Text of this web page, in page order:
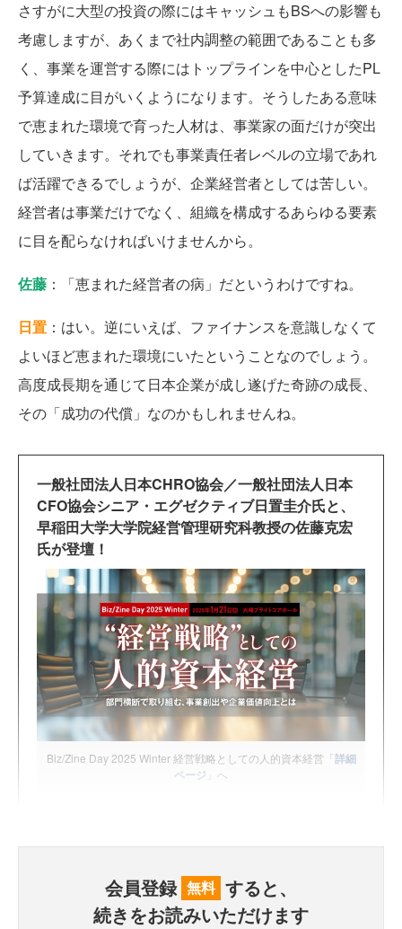
さすがに大型の投資の際にはキャッシュもBSへの影響も
考慮しますが、あくまで社内調整の範囲であることも多
く、事業を運営する際にはトップラインを中心としたPL
予算達成に目がいくようになります。そうしたある意味
で恵まれた環境で育った人材は、事業家の面だけが突出
していきます。それでも事業責任者レベルの立場であれ
ば活躍できるでしょうが、企業経営者としては苦しい。
経営者は事業だけでなく、組織を構成するあらゆる要素
に目を配らなければいけませんから。
佐藤 ：「恵まれた経営者の病」だというわけですね。
日置 ：はい。逆にいえば、ファイナンスを意識しなくて
よいほど恵まれた環境にいたということなのでしょう。
高度成長期を通じて日本企業が成し遂げた奇跡の成長、
その「成功の代償」なのかもしれませんね。
一般社団法人日本CHRO協会／一般社団法人日本
CFO協会シニア・エグゼクティブ日置圭介氏と、
早稲田大学大学院経営管理研究科教授の佐藤克宏
氏が登壇！
Biz/Zine Day 2025 Winter 経営戦略としての人的資本経営「詳細
ページ 」へ
会員登録 無料 すると、
続きをお読みいただけます